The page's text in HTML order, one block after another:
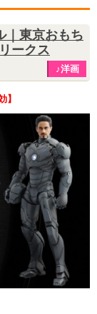
｜東京おもち
ークス
♪洋画
】